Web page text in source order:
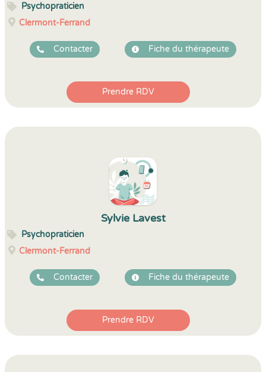
Psychopraticien
Clermont-Ferrand
Contacter Fiche du thérapeute
Prendre RDV
Sylvie Lavest
Psychopraticien
Clermont-Ferrand
Contacter Fiche du thérapeute
Prendre RDV